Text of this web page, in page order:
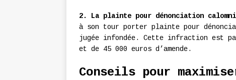
2. La plainte pour dénonciation
à son tour porter plainte pour
jugée infondée. Cette infraction est
et de 45 000 euros d’amende.
Conseils pour